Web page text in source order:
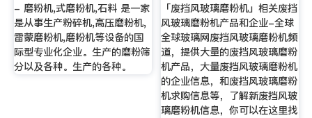
- 磨粉机,式磨粉机,石料 是一家
是从事生产粉碎机,高压磨粉机,
雷蒙磨粉机,磨粉机等设备的国
际型专业化企业。生产的磨粉筛
分以及各种。生产的各种。
「废挡风玻璃磨粉机」相关废挡
风玻璃磨粉机产品和企业-全球
全球玻璃网废挡风玻璃磨粉机频
道，提供大量的废挡风玻璃磨粉
机产品，大量废挡风玻璃磨粉机
的企业信息，和废挡风玻璃磨粉
机求购信息等，了解新废挡风玻
璃磨粉机信息，你可以在这里找